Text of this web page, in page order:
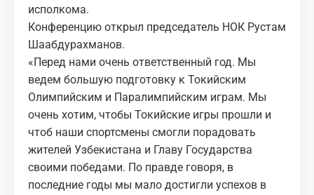
исполкома.
Конференцию открыл председатель НОК Рустам
Шаабдурахманов.
«Перед нами очень ответственный год. Мы
ведем большую подготовку к Токийским
Олимпийским и Паралимпийским играм. Мы
очень хотим, чтобы Токийские игры прошли и
чтоб наши спортсмены смогли порадовать
жителей Узбекистана и Главу Государства
своими победами. По правде говоря, в
последние годы мы мало достигли успехов в